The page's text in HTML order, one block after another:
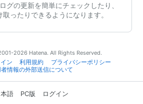
グの更新を簡単にチェックしたり、
ったりできるようになります。
2026 Hatena. All Rights Reserved.
ン 利用規約
プライバシーポリシー
情報の外部送信について
語 PC版 ログイン